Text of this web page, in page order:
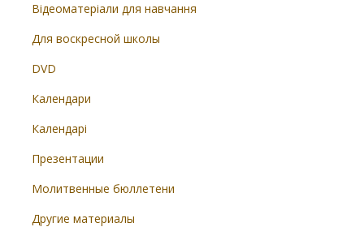
Відеоматеріали для навчання
Для воскресной школы
DVD
Календари
Календарі
Презентации
Молитвенные бюллетени
Другие материалы